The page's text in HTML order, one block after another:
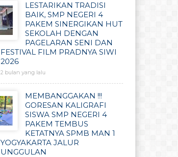
LESTARIKAN TRADISI
BAIK, SMP NEGERI 4
PAKEM SINERGIKAN HUT
SEKOLAH DENGAN
PAGELARAN SENI DAN
FESTIVAL FILM PRADNYA SIWI
2026
2 bulan yang lalu
MEMBANGGAKAN !!!
GORESAN KALIGRAFI
SISWA SMP NEGERI 4
PAKEM TEMBUS
KETATNYA SPMB MAN 1
YOGYAKARTA JALUR
UNGGULAN